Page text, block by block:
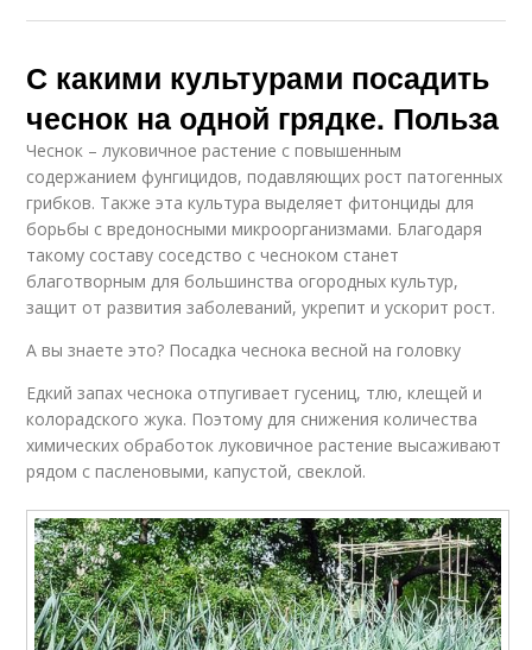
С какими культурами посадить
чеснок на одной грядке. Польза
Чеснок – луковичное растение с повышенным
содержанием фунгицидов, подавляющих рост патогенных
грибков. Также эта культура выделяет фитонциды для
борьбы с вредоносными микроорганизмами. Благодаря
такому составу соседство с чесноком станет
благотворным для большинства огородных культур,
защит от развития заболеваний, укрепит и ускорит рост.
А вы знаете это? Посадка чеснока весной на головку
Едкий запах чеснока отпугивает гусениц, тлю, клещей и
колорадского жука. Поэтому для снижения количества
химических обработок луковичное растение высаживают
рядом с пасленовыми, капустой, свеклой.